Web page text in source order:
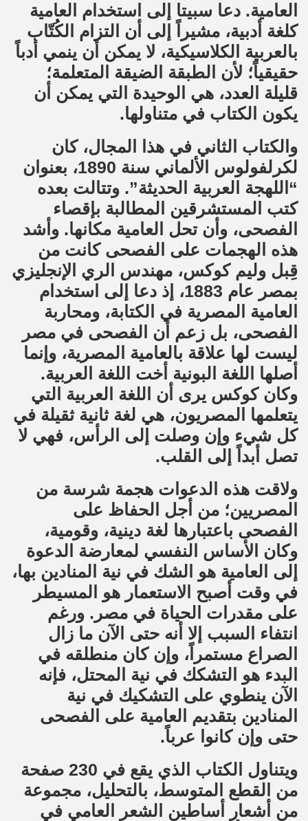
العامية. دعا سبيتا إلى استخدام العامية
كلغة أدبية، مشيراً إلى أن التزام الكُتّاب
بالعربية الكلاسيكية، لا يمكن أن ينمي أدباً
حقيقياً؛ لأن الطبقة الضيقة المتعلمة؛
قليلة العدد، هي الوحيدة التي يمكن أن
يكون الكتاب في متناولها.
والكتاب الثاني في هذا المجال، كان
لكرلفولوس الألماني سنة 1890، بعنوان
“اللهجة العربية الحديثة”. وتتالت بعده
كتب المستشرقين المطالبة بإقصاء
الفصحى، وأن تحل العامية مكانها. وأشد
هذه الهجمات على الفصحى كانت من
قِبل وليم كوكس، مهندس الري الإنجليزي
بمصر عام 1883، إذ دعا إلى استخدام
العامية المصرية في الكتابة، ومحاربة
الفصحى، بل زعم أن الفصحى في مصر
ليست لها علاقة بالعامية المصرية، وإنما
أصلها اللغة البونية أخت اللغة العربية.
وكان كوكس يرى أن اللغة العربية التي
يتعلمها المصريون، هي لغة ثانية ثقيلة في
كل شيء وإن وصلت إلى الرأس، فهي لا
تصل أبداً إلى القلب.
ولاقت هذه الدعوات هجمة شرسة من
المصريين؛ من أجل الحفاظ على
الفصحى باعتبارها لغة دينية، وقومية،
وكان الأساس النفسي لمعارضة الدعوة
إلى العامية هو الشك في نية المنادين بها،
في وقت أصبح الاستعمار هو المسيطر
على مقدرات الحياة في مصر. ورغم
انتفاء السبب إلا أنه حتى الآن ما زال
الصراع مستمراً، وإن كان منطلقه في
البدء هو التشكك في نية المحتل، فإنه
الآن ينطوي على التشكيك في نية
المنادين بتقديم العامية على الفصحى
حتى وإن كانوا عرباً.
ويتناول الكتاب الذي يقع في 230 صفحة
من القطع المتوسط، بالتحليل، مجموعة
من أشعار أساطين الشعر العامي في